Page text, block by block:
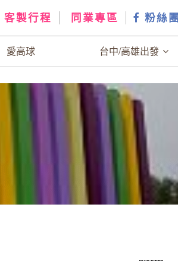
客製行程 同業專區 粉絲團
愛高球 台中/高雄出發